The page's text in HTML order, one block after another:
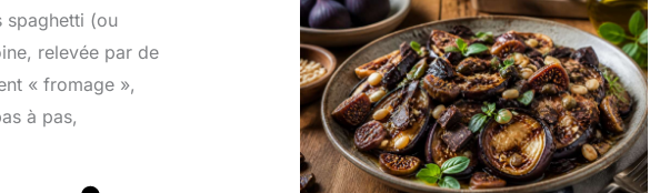
spaghetti (ou
relevée par de
« fromage »,
à pas,